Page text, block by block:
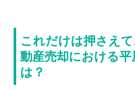
これだけは押さえ
動産売却における平
は？